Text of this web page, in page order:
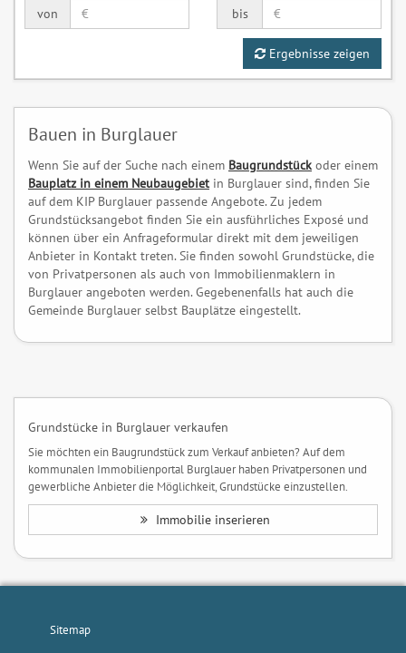
von
bis
Ergebnisse zeigen
Bauen in Burglauer
Wenn Sie auf der Suche nach einem Baugrundstück oder einem
Bauplatz in einem Neubaugebiet in Burglauer sind, finden Sie
auf dem KIP Burglauer passende Angebote. Zu jedem
Grundstücksangebot finden Sie ein ausführliches Exposé und
können über ein Anfrageformular direkt mit dem jeweiligen
Anbieter in Kontakt treten. Sie finden sowohl Grundstücke, die
von Privatpersonen als auch von Immobilienmaklern in
Burglauer angeboten werden. Gegebenenfalls hat auch die
Gemeinde Burglauer selbst Bauplätze eingestellt.
Grundstücke in Burglauer verkaufen
Sie möchten ein Baugrundstück zum Verkauf anbieten? Auf dem
kommunalen Immobilienportal Burglauer haben Privatpersonen und
gewerbliche Anbieter die Möglichkeit, Grundstücke einzustellen.
Immobilie inserieren
Sitemap